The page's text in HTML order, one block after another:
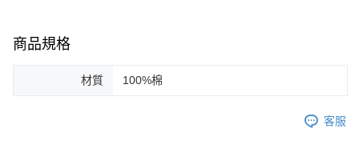
商品規格
材質 100%棉
客服